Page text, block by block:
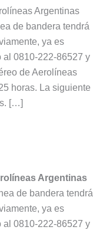
Argentinas
de bandera tendrá
ya es
al 0810-222-86527 y
de Aerolíneas
horas. La siguiente
[…]
Argentinas
de bandera tendrá
ya es
al 0810-222-86527 y